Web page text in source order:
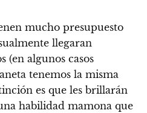
mucho presupuesto
llegaran
(en algunos casos
tenemos la misma
es que les brillarán
habilidad mamona que